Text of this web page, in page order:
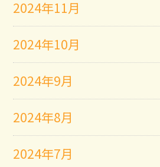
2024年11月
2024年10月
2024年9月
2024年8月
2024年7月